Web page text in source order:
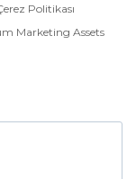
Politikası
Marketing Assets